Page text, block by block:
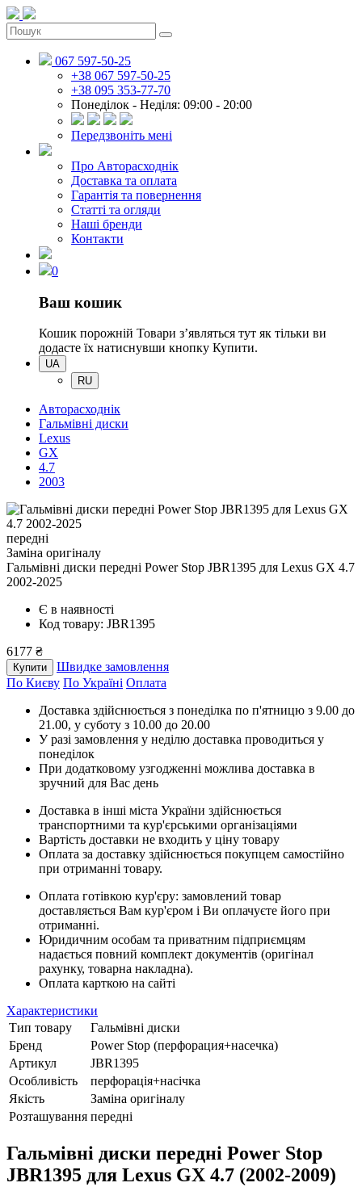
067 597-50-25
+38 067 597-50-25
+38 095 353-77-70
Понеділок - Неділя: 09:00 - 20:00
Передзвоніть мені
Про Авторасходнік
Доставка та оплата
Гарантія та повернення
Статті та огляди
Наші бренди
Контакти
0
Ваш кошик
Кошик порожній Товари зʼявляться тут як тільки ви
додасте їх натиснувши кнопку Купити.
UA
RU
Авторасходнік
Гальмівні диски
Lexus
GX
4.7
2003
передні
Заміна оригіналу
Гальмівні диски передні Power Stop JBR1395 для Lexus GX 4.7
2002-2025
Є в наявності
Код товару: JBR1395
6177 ₴
Купити
Швидке замовлення
По Києву По Україні Оплата
Доставка здійснюється з понеділка по п'ятницю з 9.00 до
21.00, у суботу з 10.00 до 20.00
У разі замовлення у неділю доставка проводиться у
понеділок
При додатковому узгодженні можлива доставка в
зручний для Вас день
Доставка в інші міста України здійснюється
транспортними та кур'єрськими організаціями
Вартість доставки не входить у ціну товару
Оплата за доставку здійснюється покупцем самостійно
при отриманні товару.
Оплата готівкою кур'єру: замовлений товар
доставляється Вам кур'єром і Ви оплачуєте його при
отриманні.
Юридичним особам та приватним підприємцям
надається повний комплект документів (оригінал
рахунку, товарна накладна).
Оплата карткою на сайті
Характеристики
Тип товару
Гальмівні диски
Бренд
Power Stop (перфорация+насечка)
Артикул
JBR1395
Особливість
перфорація+насічка
Якість
Заміна оригіналу
Розташування передні
Гальмівні диски передні Power Stop
JBR1395 для Lexus GX 4.7 (2002-2009)